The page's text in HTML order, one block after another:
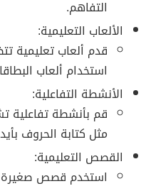
التفاهم.
الألعاب التعليمية:
قدم ألعاب تعليمية
استخدام ألعاب
الأنشطة التفاعلية:
قم بأنشطة تفاعلية
مثل كتابة الحروف
القصص التعليمية:
استخدم قصص صغيرة